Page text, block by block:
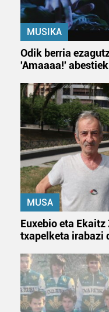
MUSIKA
Odik berria
'Amaaaa!'
MUSA
Euxebio eta
txapelketa irabazi